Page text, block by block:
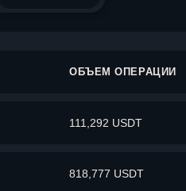
ОБЪЕМ ОПЕРАЦИИ
111,292 USDT
818,777 USDT